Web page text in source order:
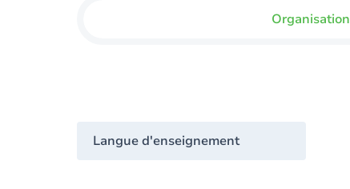
Organisation
Langue d'enseignement